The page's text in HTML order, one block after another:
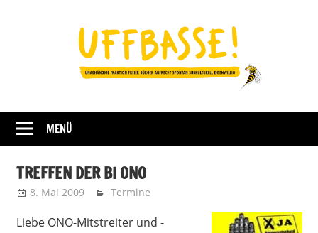
UFFBASSE!
Darmstadt
MENÜ
TREFFEN DER BI ONO
8. Mai 2009 Uffbasse
Termine
Liebe ONO-Mitstreiter und -